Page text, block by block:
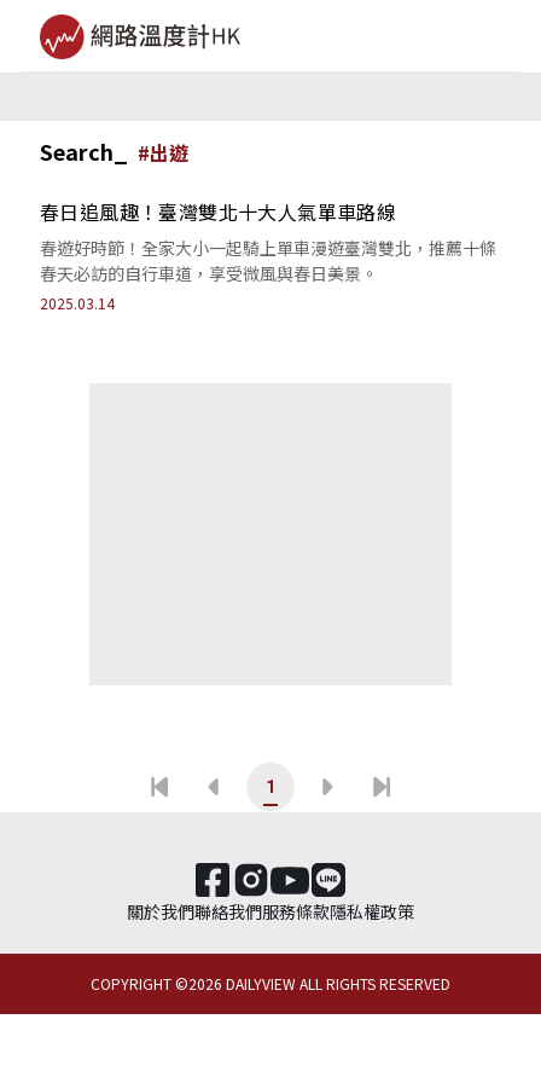
Search_ #出遊
春日追風趣！臺灣雙北十大人氣單車路線
春遊好時節！全家大小一起騎上單車漫遊臺灣雙北，推薦十條
春天必訪的自行車道，享受微風與春日美景。
2025.03.14
1
關於我們聯絡我們服務條款隱私權政策
COPYRIGHT ©2026 DAILYVIEW ALL RIGHTS RESERVED